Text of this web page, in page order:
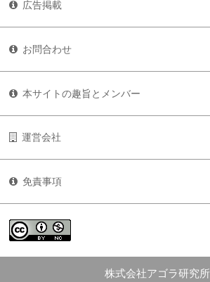
広告掲載
お問合わせ
本サイトの趣旨とメンバー
運営会社
免責事項
株式会社アゴラ研究所